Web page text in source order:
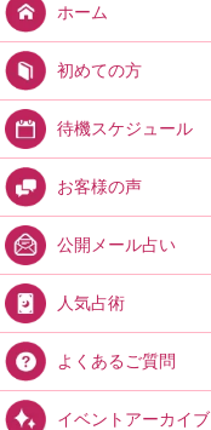
ホーム
初めての方
待機スケジュール
お客様の声
公開メール占い
人気占術
よくあるご質問
イベントアーカイブ